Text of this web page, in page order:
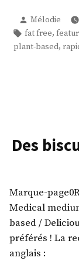
la
Publié
par
Mélodie
Étiquettes :
fat free,
plant-based,
Des
Marque-
Medical
based /
préférés ! La
anglais :